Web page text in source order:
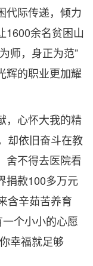
代际传递，倾力
1600余名贫困山
师，身正为范”
辉的职业更加耀
心怀大我的精
却依旧奋斗在教
舍不得去医院看
捐款100多万元
含辛茹苦养育
个小小的心愿
幸福就足够